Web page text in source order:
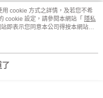
cookie 方式之詳情，及若您不希
cookie 設定，請參閱本網站「 隱私
即表示您同意本公司得按本網站使
了